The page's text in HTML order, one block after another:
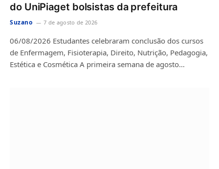
do UniPiaget bolsistas da prefeitura
Suzano 7 de agosto de 2026
06/08/2026 Estudantes celebraram conclusão dos cursos
de Enfermagem, Fisioterapia, Direito, Nutrição, Pedagogia,
Estética e Cosmética A primeira semana de agosto…